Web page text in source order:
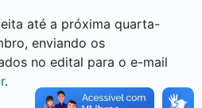
até a próxima quarta-
enviando os
no edital para o e-mail
.